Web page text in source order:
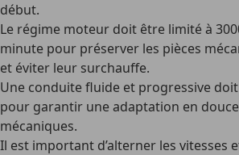
début.
Le régime moteur doit être limité à
minute pour préserver les pièces
et éviter leur surchauffe.
Une conduite fluide et progressive
pour garantir une adaptation en
mécaniques.
Il est important d’alterner les vitesses